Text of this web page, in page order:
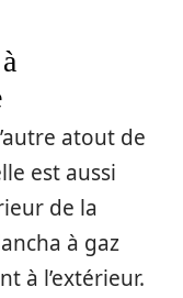
atout de
est aussi
de la
à gaz
à l’extérieur.